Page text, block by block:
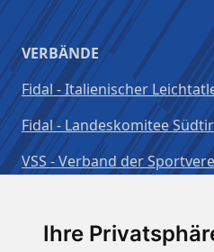
Ihre
VERBÄNDE
Fidal - Italienischer
Fidal - Landeskomitee
VSS - Verband der